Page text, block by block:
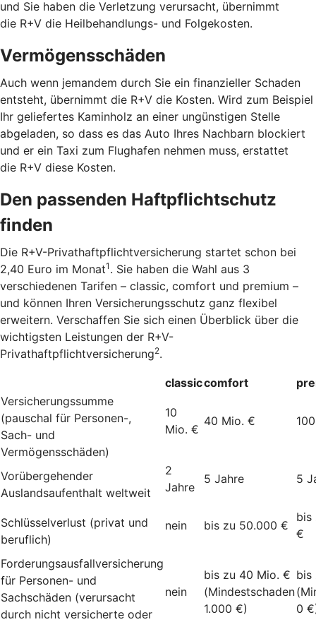
und Sie haben die Verletzung verursacht, übernimmt
die R+V die Heilbehandlungs- und Folgekosten.
Vermögensschäden
Auch wenn jemandem durch Sie ein finanzieller Schaden
entsteht, übernimmt die R+V die Kosten. Wird zum Beispiel
Ihr geliefertes Kaminholz an einer ungünstigen Stelle
abgeladen, so dass es das Auto Ihres Nachbarn blockiert
und er ein Taxi zum Flughafen nehmen muss, erstattet
die R+V diese Kosten.
Den passenden Haftpflichtschutz
finden
Die R+V-Privathaftpflichtversicherung startet schon bei
2,40 Euro im Monat1 . Sie haben die Wahl aus 3
verschiedenen Tarifen – classic, comfort und premium –
und können Ihren Versicherungsschutz ganz flexibel
erweitern. Verschaffen Sie sich einen Überblick über die
wichtigsten Leistungen der R+V-
Privathaftpflichtversicherung2.
classiccomfort
Versicherungssumme
(pauschal für Personen-,
Sach- und
Vermögensschäden)
10
Mio. €
40 Mio. €
Vorübergehender
Auslandsaufenthalt weltweit
2
Jahre
5 Jahre 5
Schlüsselverlust (privat und
beruflich)
nein bis zu 50.000 €
bis
€
Forderungsausfallversicherung
für Personen- und
Sachschäden (verursacht
durch nicht versicherte oder
nein
bis zu 40 Mio. €
(Mindestschaden
1.000 €)
bis
0